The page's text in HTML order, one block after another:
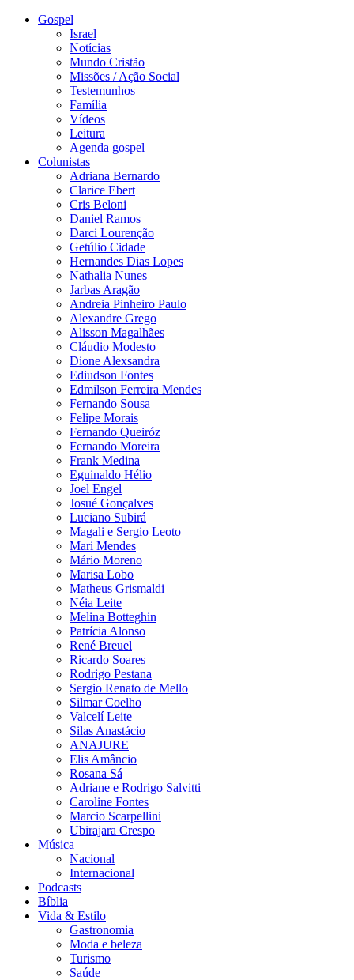
Gospel
Israel
Notícias
Mundo Cristão
Missões / Ação Social
Testemunhos
Família
Vídeos
Leitura
Agenda gospel
Colunistas
Adriana Bernardo
Clarice Ebert
Cris Beloni
Daniel Ramos
Darci Lourenção
Getúlio Cidade
Hernandes Dias Lopes
Nathalia Nunes
Jarbas Aragão
Andreia Pinheiro Paulo
Alexandre Grego
Alisson Magalhães
Cláudio Modesto
Dione Alexsandra
Ediudson Fontes
Edmilson Ferreira Mendes
Fernando Sousa
Felipe Morais
Fernando Queiróz
Fernando Moreira
Frank Medina
Eguinaldo Hélio
Joel Engel
Josué Gonçalves
Luciano Subirá
Magali e Sergio Leoto
Mari Mendes
Mário Moreno
Marisa Lobo
Matheus Grismaldi
Néia Leite
Melina Botteghin
Patrícia Alonso
René Breuel
Ricardo Soares
Rodrigo Pestana
Sergio Renato de Mello
Silmar Coelho
Valcelí Leite
Silas Anastácio
ANAJURE
Elis Amâncio
Rosana Sá
Adriane e Rodrigo Salvitti
Caroline Fontes
Marcio Scarpellini
Ubirajara Crespo
Música
Nacional
Internacional
Podcasts
Bíblia
Vida & Estilo
Gastronomia
Moda e beleza
Turismo
Saúde